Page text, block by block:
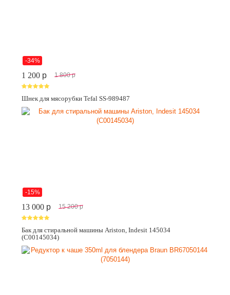
-34%
1 200 p 1 800 p
Шнек для мясорубки Tefal SS-989487
-15%
13 000 p 15 200 p
Бак для стиральной машины Ariston, Indesit 145034
(C00145034)